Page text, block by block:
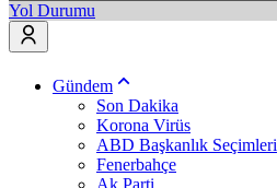
Yol Durumu
Gündem
Son Dakika
Korona Virüs
ABD Başkanlık Seçimleri
Fenerbahçe
Ak Parti